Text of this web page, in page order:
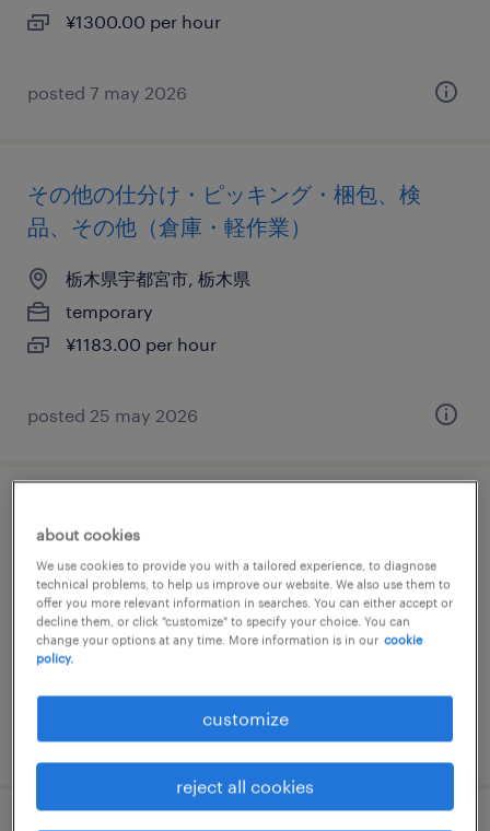
¥1300.00 per hour
posted 7 may 2026
その他の仕分け・ピッキング・梱包、検
品、その他（倉庫・軽作業）
栃木県宇都宮市, 栃木県
temporary
¥1183.00 per hour
posted 25 may 2026
梱包
栃木県宇都宮市, 栃木県
temporary
¥1250.00 per hour
posted 17 june 2026
about cookies
We use cookies to provide you with a tailored experience, to diagnose
technical problems, to help us improve our website. We also use them to
offer you more relevant information in searches. You can either accept or
decline them, or click "customize" to specify your choice. You can
change your options at any time. More information is in our cookie
policy.
customize
reject all cookies